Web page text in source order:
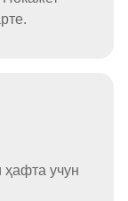
ҳафта учун